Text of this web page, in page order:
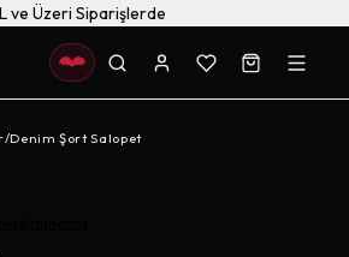
ve Üzeri Siparişlerde
/Denim Şort Salopet